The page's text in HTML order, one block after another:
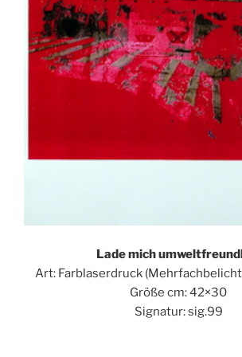
Lade mich
Art: Farblaserdruck
Größe cm: 42×30
Signatur: sig.99